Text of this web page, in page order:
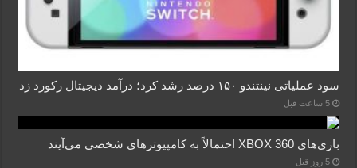
سود عملیاتی نینتندو ۱۵۰ درصد رشد کرد؛ درآمد دیجیتال رکورد زد
5 ساعت قبل
بازی‌های XBOX 360 احتمالاً به کامپیوترهای شخصی می‌آیند
5 روز قبل